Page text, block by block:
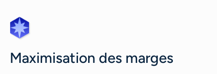
Maximisation des marges